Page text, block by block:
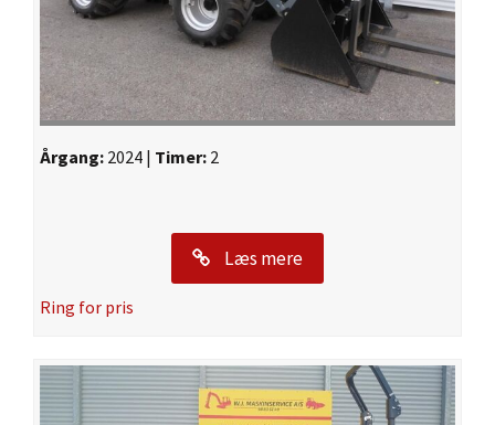
Årgang: 2024 | Timer: 2
Læs mere
Ring for pris